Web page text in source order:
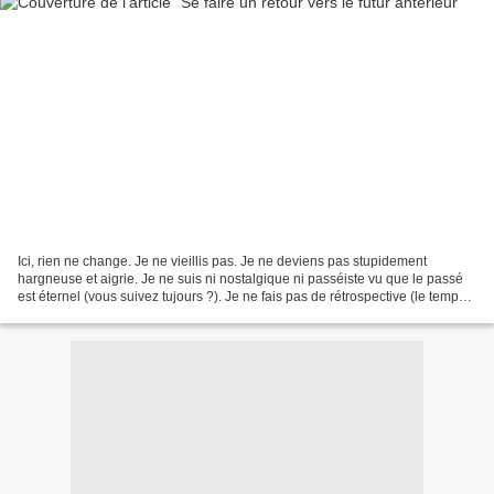
Ici, rien ne change. Je ne vieillis pas. Je ne deviens pas stupidement
hargneuse et aigrie. Je ne suis ni nostalgique ni passéiste vu que le passé
est éternel (vous suivez tujours ?). Je ne fais pas de rétrospective (le temps